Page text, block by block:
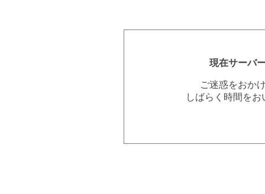
現在サーバ
ご迷惑をおか
しばらく時間を